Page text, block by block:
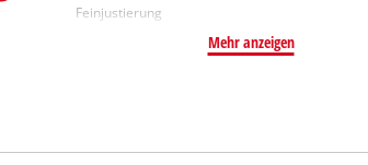
Feinjustierung
Mehr anzeigen